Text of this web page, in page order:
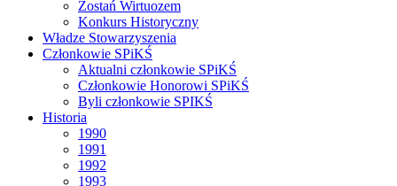
Zostań Wirtuozem
Konkurs Historyczny
Władze Stowarzyszenia
Członkowie SPiKŚ
Aktualni członkowie SPiKŚ
Członkowie Honorowi SPiKŚ
Byli członkowie SPIKŚ
Historia
1990
1991
1992
1993